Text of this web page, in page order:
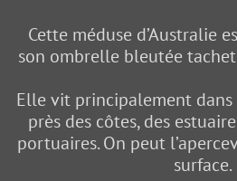
Cette méduse d’Australie
son ombrelle bleutée
Elle vit principalement dans
près des côtes, des
portuaires. On peut
surface.